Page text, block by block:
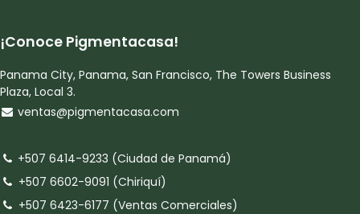
¡Conoce Pigmentacasa!
Panama City, Panama, San Francisco, The Towers Business
Plaza, Local 3.
ventas@pigmentacasa.com
+507 6414-9233 (Ciudad de Panamá)
+507 6602-9091 (Chiriquí)
+507 6423-6177 (Ventas Comerciales)